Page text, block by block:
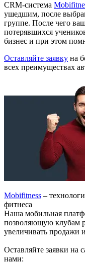
CRM-система
ушедшим, после
группе. После чего
потерявшихся
бизнес и при этом
Оставляйте заявку на
всех преимуществах
Mobifitness –
фитнеса
Наша мобильная
позволяющую клубам
увеличивать продажи
Оставляйте заявки на
нами: